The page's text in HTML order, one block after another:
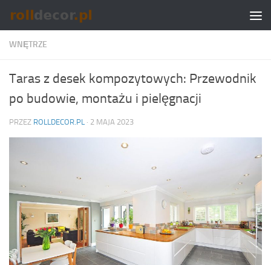
Skip to content
WNĘTRZE
Taras z desek kompozytowych: Przewodnik
po budowie, montażu i pielęgnacji
PRZEZ ROLLDECOR.PL · 2 MAJA 2023